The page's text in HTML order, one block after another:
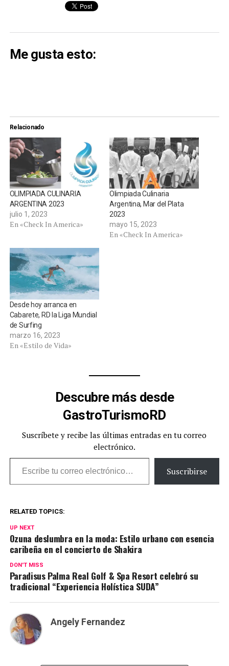
Me gusta esto:
Relacionado
OLIMPIADA CULINARIA
ARGENTINA 2023
julio 1, 2023
En «Check In America»
Olimpiada Culinaria
Argentina, Mar del Plata
2023
mayo 15, 2023
En «Check In America»
Desde hoy arranca en
Cabarete, RD la Liga Mundial
de Surfing
marzo 16, 2023
En «Estilo de Vida»
Descubre más desde
GastroTurismoRD
Suscríbete y recibe las últimas entradas en tu correo
electrónico.
Escribe tu correo electrónico…
Suscribirse
RELATED TOPICS:
UP NEXT
Ozuna deslumbra en la moda: Estilo urbano con esencia
caribeña en el concierto de Shakira
DON'T MISS
Paradisus Palma Real Golf & Spa Resort celebró su
tradicional “Experiencia Holística SUDA”
Angely Fernandez